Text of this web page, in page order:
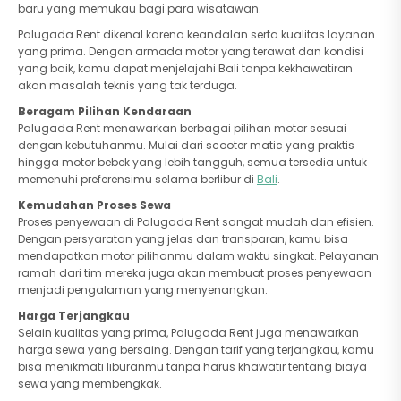
baru yang memukau bagi para wisatawan.
Palugada Rent dikenal karena keandalan serta kualitas layanan
yang prima. Dengan armada motor yang terawat dan kondisi
yang baik, kamu dapat menjelajahi Bali tanpa kekhawatiran
akan masalah teknis yang tak terduga.
Beragam Pilihan Kendaraan
Palugada Rent menawarkan berbagai pilihan motor sesuai
dengan kebutuhanmu. Mulai dari scooter matic yang praktis
hingga motor bebek yang lebih tangguh, semua tersedia untuk
memenuhi preferensimu selama berlibur di Bali.
Kemudahan Proses Sewa
Proses penyewaan di Palugada Rent sangat mudah dan efisien.
Dengan persyaratan yang jelas dan transparan, kamu bisa
mendapatkan motor pilihanmu dalam waktu singkat. Pelayanan
ramah dari tim mereka juga akan membuat proses penyewaan
menjadi pengalaman yang menyenangkan.
Harga Terjangkau
Selain kualitas yang prima, Palugada Rent juga menawarkan
harga sewa yang bersaing. Dengan tarif yang terjangkau, kamu
bisa menikmati liburanmu tanpa harus khawatir tentang biaya
sewa yang membengkak.